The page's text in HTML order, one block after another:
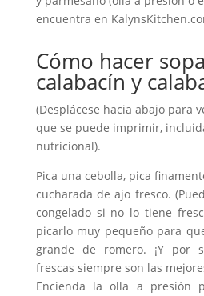
Cómo hacer
calabacín y
(Desplácese hacia abajo para
que se puede imprimir,
nutricional).
Pica una cebolla, pica
cucharada de ajo fresco.
congelado si no lo tiene
picarlo muy pequeño para
grande de romero. ¡Y por
frescas siempre son las
Encienda la olla a presión